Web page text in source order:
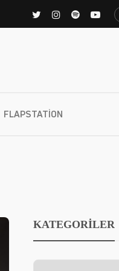
FLAPSTATION
KATEGORİLER